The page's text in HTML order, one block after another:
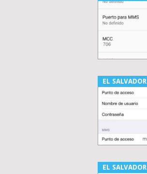
EL SALVADOR
EL SALVADOR